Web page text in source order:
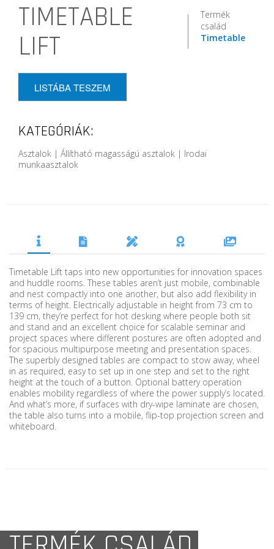
TIMETABLE
LIFT
Termék
család
Timetable
LISTÁBA TESZEM
KATEGÓRIÁK:
Asztalok | Állítható magasságú asztalok | Irodai
munkaasztalok
Timetable Lift taps into new opportunities for innovation spaces
and huddle rooms. These tables aren’t just mobile, combinable
and nest compactly into one another, but also add flexibility in
terms of height. Electrically adjustable in height from 73 cm to
139 cm, they’re perfect for hot desking where people both sit
and stand and an excellent choice for scalable seminar and
project spaces where different postures are often adopted and
for spacious multipurpose meeting and presentation spaces.
The superbly designed tables are compact to stow away, wheel
in as required, easy to set up in one step and set to the right
height at the touch of a button. Optional battery operation
enables mobility regardless of where the power supply’s located.
And what’s more, if surfaces with dry-wipe laminate are chosen,
the table also turns into a mobile, flip-top projection screen and
whiteboard.